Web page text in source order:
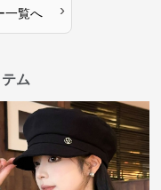
一覧へ ›
ム